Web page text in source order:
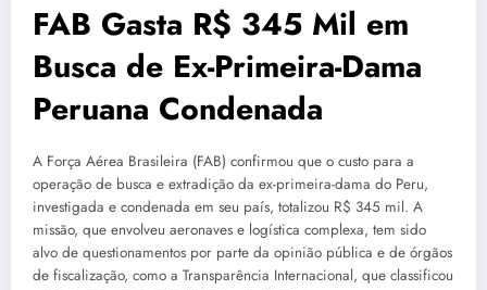
FAB Gasta R$ 345 Mil em
Busca de Ex-Primeira-Dama
Peruana Condenada
A Força Aérea Brasileira (FAB) confirmou que o custo para a
operação de busca e extradição da ex-primeira-dama do Peru,
investigada e condenada em seu país, totalizou R$ 345 mil. A
missão, que envolveu aeronaves e logística complexa, tem sido
alvo de questionamentos por parte da opinião pública e de órgãos
de fiscalização, como a Transparência Internacional, que classificou